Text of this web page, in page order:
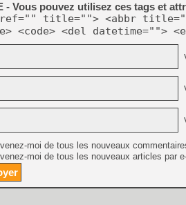
- Vous pouvez utilisez ces tags et
title=""> <abbr
<code> <del datetime="">
moi de tous les nouveaux
moi de tous les nouveaux articles par